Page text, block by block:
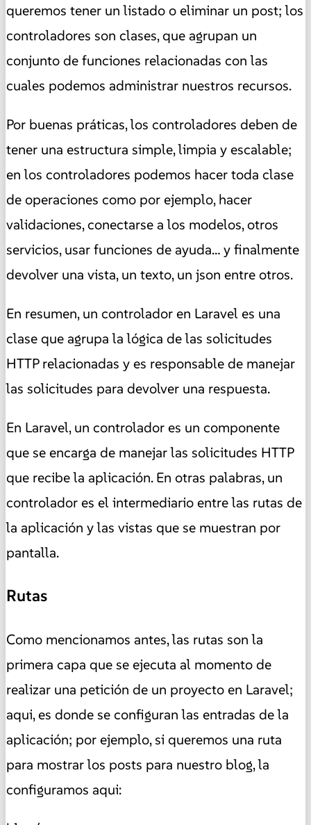
queremos tener un listado o eliminar un post; los
controladores son clases, que agrupan un
conjunto de funciones relacionadas con las
cuales podemos administrar nuestros recursos.
Por buenas práticas, los controladores deben de
tener una estructura simple, limpia y escalable;
en los controladores podemos hacer toda clase
de operaciones como por ejemplo, hacer
validaciones, conectarse a los modelos, otros
servicios, usar funciones de ayuda… y finalmente
devolver una vista, un texto, un json entre otros.
En resumen, un controlador en Laravel es una
clase que agrupa la lógica de las solicitudes
HTTP relacionadas y es responsable de manejar
las solicitudes para devolver una respuesta.
En Laravel, un controlador es un componente
que se encarga de manejar las solicitudes HTTP
que recibe la aplicación. En otras palabras, un
controlador es el intermediario entre las rutas de
la aplicación y las vistas que se muestran por
pantalla.
Rutas
Como mencionamos antes, las rutas son la
primera capa que se ejecuta al momento de
realizar una petición de un proyecto en Laravel;
aqui, es donde se configuran las entradas de la
aplicación; por ejemplo, si queremos una ruta
para mostrar los posts para nuestro blog, la
configuramos aqui: